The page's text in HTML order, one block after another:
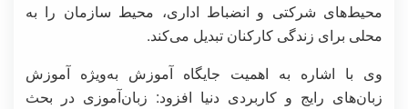
محیط‌های شرکتی و انضباط اداری، محیط سازمان را به
محلی برای زندگی کارکنان تبدیل می‌کند.
وی با اشاره به اهمیت جایگاه آموزش به‌ویژه آموزش
زبان‌های رایج و کاربردی دنیا افزود: زبان‌آموزی در بحث